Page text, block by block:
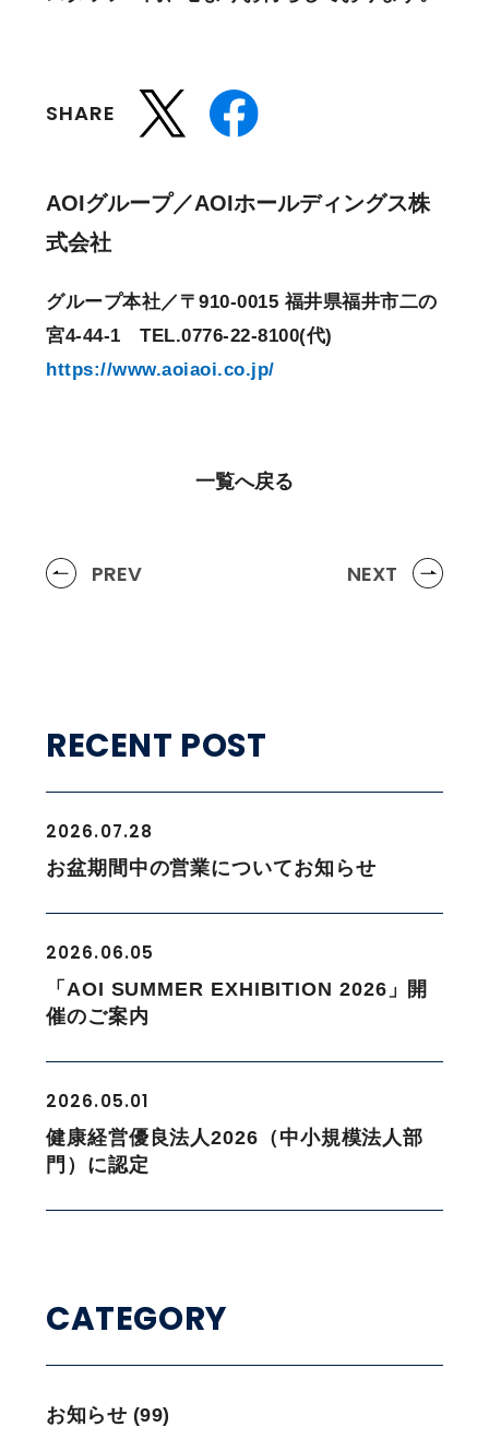
RECENT POST
2026.07.28
お盆期間中の営業についてお知らせ
2026.06.05
「AOI SUMMER EXHIBITION 2026」開
催のご案内
2026.05.01
健康経営優良法人2026（中小規模法人部
門）に認定
CATEGORY
お知らせ (99)
SHARE
AOIグループ／AOIホールディングス株
式会社
グループ本社／〒910-0015 福井県福井市二の
宮4-44-1 TEL.0776-22-8100(代)
https://www.aoiaoi.co.jp/
PREV
一覧へ戻る
NEXT